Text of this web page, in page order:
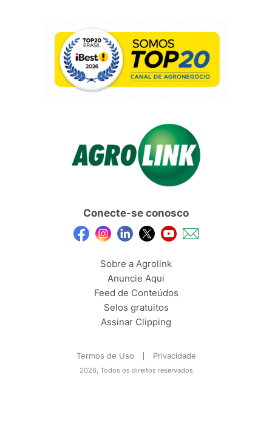
Conecte-se conosco
Sobre a Agrolink
Anuncie Aqui
Feed de Conteúdos
Selos gratuitos
Assinar Clipping
Termos de Uso Privacidade
2026, Todos os direitos reservados